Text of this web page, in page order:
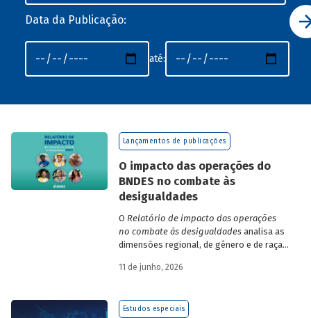
Data da Publicação:
até:
Lançamentos de publicações
O impacto das operações do
BNDES no combate às
desigualdades
O Relatório de impacto das operações
no combate às desigualdadesanalisa as
dimensões regional, de gênero e de raça,
desigualdade de renda no Brasil, no
BNDES.
11 de junho, 2026
Estudos especiais